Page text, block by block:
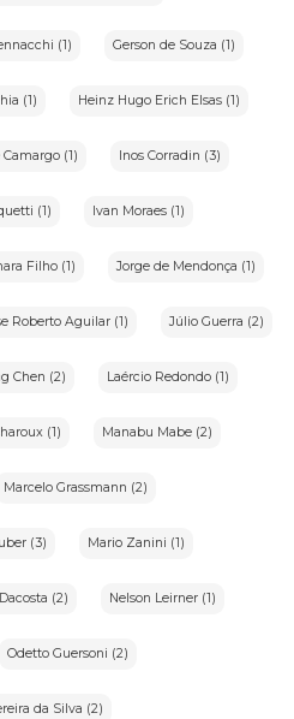
(1) Gerson de Souza (1)
(1) Heinz Hugo Erich Elsas (1)
Camargo (1) Inos Corradin (3)
(1) Ivan Moraes (1)
Filho (1) Jorge de Mendonça (1)
Roberto Aguilar (1) Júlio Guerra (2)
Chen (2) Laércio Redondo (1)
(1) Manabu Mabe (2)
Marcelo Grassmann (2)
(3) Mario Zanini (1)
(2) Nelson Leirner (1)
Odetto Guersoni (2)
da Silva (2)